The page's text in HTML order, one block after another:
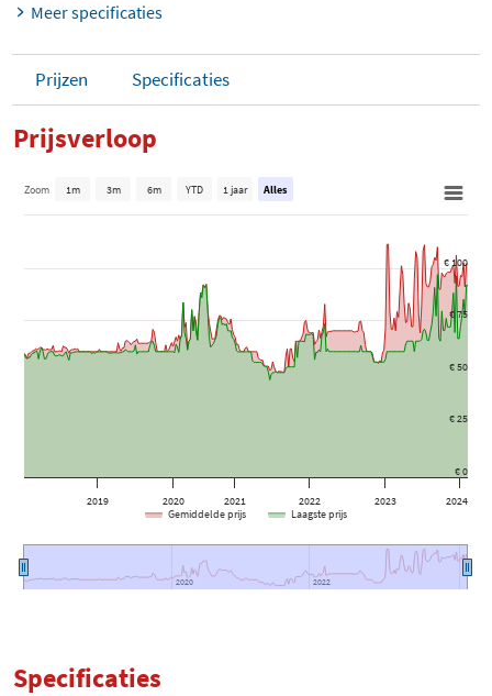
Meer specificaties
Prijzen Specificaties
Prijsverloop
2019 2020 2021 2022 2023 2024
2020
2020 2022
2022
€ 0
€ 100
€ 25
€ 50
€ 75
Zoom 1m 3m 6m YTD 1 jaar Alles
Gemiddelde prijs Laagste prijs
Specificaties